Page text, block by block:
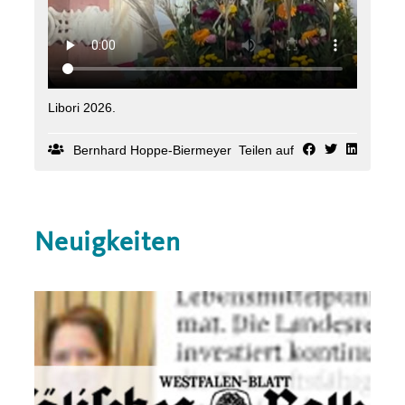
Libori 2026.
Bernhard Hoppe-Biermeyer Teilen auf
Neuigkeiten